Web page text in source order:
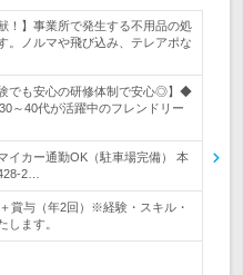
！】事業所で発生する不用品の処
。ノルマや飛び込み、テレアポな
でも安心の研修体制で安心◎】◆
～40代が活躍中のフレンドリー
イカー通勤OK（駐車場完備） 本
2…
賞与（年2回）※経験・スキル・
します。